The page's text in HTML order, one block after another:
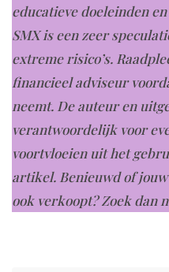
educatieve doeleinden
SMX is een zeer
extreme risico’s.
financieel adviseur
neemt. De auteur en
verantwoordelijk voor
voortvloeien uit het
artikel. Benieuwd of jouw
ook verkoopt? Zoek dan